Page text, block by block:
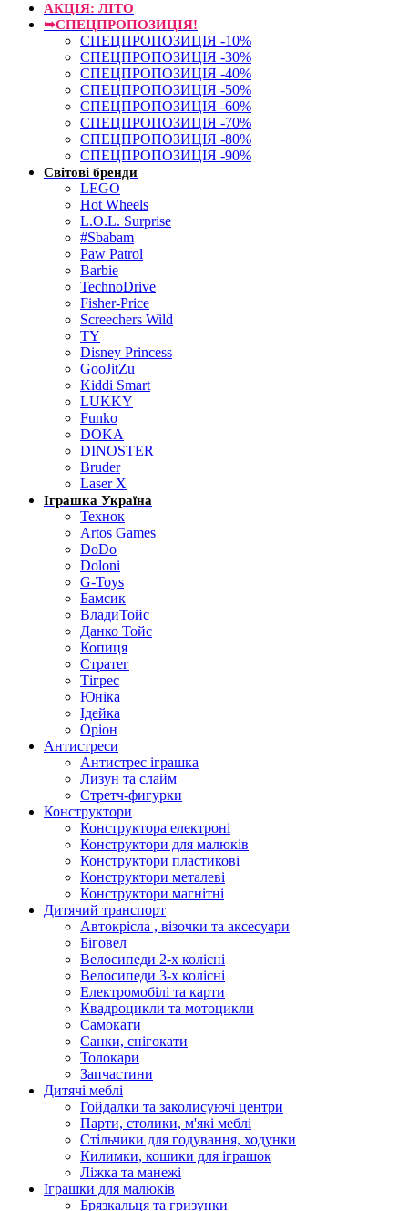
АКЦІЯ: ЛІТО
➥СПЕЦПРОПОЗИЦІЯ!
СПЕЦПРОПОЗИЦІЯ -10%
СПЕЦПРОПОЗИЦІЯ -30%
СПЕЦПРОПОЗИЦІЯ -40%
СПЕЦПРОПОЗИЦІЯ -50%
СПЕЦПРОПОЗИЦІЯ -60%
СПЕЦПРОПОЗИЦІЯ -70%
СПЕЦПРОПОЗИЦІЯ -80%
СПЕЦПРОПОЗИЦІЯ -90%
Світові бренди
LEGO
Hot Wheels
L.O.L. Surprise
#Sbabam
Paw Patrol
Barbie
TechnoDrive
Fisher-Price
Screechers Wild
TY
Disney Princess
GooJitZu
Kiddi Smart
LUKKY
Funko
DOKA
DINOSTER
Bruder
Laser X
Іграшка Україна
Технок
Artos Games
DoDo
Doloni
G-Toys
Бамсик
ВладиТойс
Данко Тойс
Копиця
Стратег
Тігрес
Юніка
Ідейка
Оріон
Антистреси
Антистрес іграшка
Лизун та слайм
Стретч-фигурки
Конструктори
Конструктора електроні
Конструктори для малюків
Конструктори пластикові
Конструктори металеві
Конструктори магнітні
Дитячий транспорт
Автокрісла , візочки та аксесуари
Біговел
Велосипеди 2-х колісні
Велосипеди 3-х колісні
Електромобілі та карти
Квадроцикли та мотоцикли
Самокати
Санки, снігокати
Толокари
Запчастини
Дитячі меблі
Гойдалки та заколисуючі центри
Парти, столики, м'які меблі
Стільчики для годування, ходунки
Килимки, кошики для іграшок
Ліжка та манежі
Іграшки для малюків
Брязкальця та гризунки